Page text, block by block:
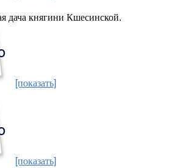
дача княгини Кшесинской.
[показать]
[показать]